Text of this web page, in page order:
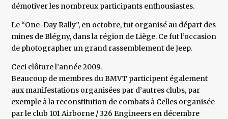
démotiver les nombreux participants enthousiastes.
Le “One-Day Rally”, en octobre, fut organisé au départ des
mines de Blégny, dans la région de Liège. Ce fut l’occasion
de photographer un grand rassemblement de Jeep.
Ceci clôture l’année 2009.
Beaucoup de membres du BMVT participent également
aux manifestations organisées par d’autres clubs, par
exemple à la reconstitution de combats à Celles organisée
par le club 101 Airborne / 326 Engineers en décembre